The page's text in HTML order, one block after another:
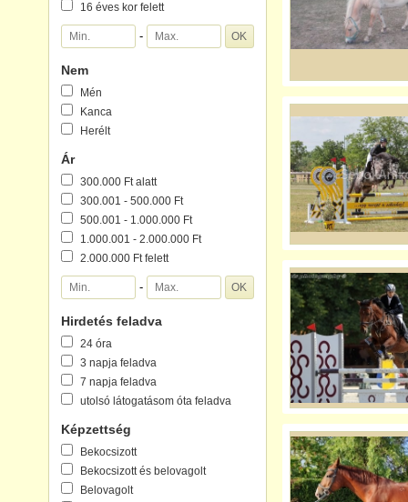
16 éves kor felett
-
Nem
Mén
Kanca
Herélt
Ár
300.000 Ft alatt
300.001 - 500.000 Ft
500.001 - 1.000.000 Ft
1.000.001 - 2.000.000 Ft
2.000.000 Ft felett
-
Hirdetés feladva
24 óra
3 napja feladva
7 napja feladva
utolsó látogatásom óta feladva
Képzettség
Bekocsizott
Bekocsizott és belovagolt
Belovagolt